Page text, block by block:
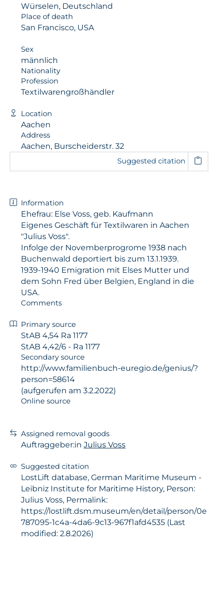
Würselen, Deutschland
Place of death
San Francisco, USA
Sex
männlich
Nationality
Profession
Textilwarengroßhändler
Location
Aachen
Address
Aachen, Burscheiderstr. 32
Suggested citation
Information
Ehefrau: Else Voss, geb. Kaufmann
Eigenes Geschäft für Textilwaren in Aachen
"Julius Voss".
Infolge der Novemberprogrome 1938 nach
Buchenwald deportiert bis zum 13.1.1939.
1939-1940 Emigration mit Elses Mutter und
dem Sohn Fred über Belgien, England in die
USA.
Comments
Primary source
StAB 4,54 Ra 1177
StAB 4,42/6 - Ra 1177
Secondary source
http://www.familienbuch-euregio.de/genius/?
person=58614
(aufgerufen am 3.2.2022)
Online source
Assigned removal goods
Auftraggeber:in Julius Voss
Suggested citation
LostLift database, German Maritime Museum -
Leibniz Institute for Maritime History, Person:
Julius Voss, Permalink:
https://lostlift.dsm.museum/en/detail/person/0e
787095-1c4a-4da6-9c13-967f1afd4535 (Last
modified: 2.8.2026)